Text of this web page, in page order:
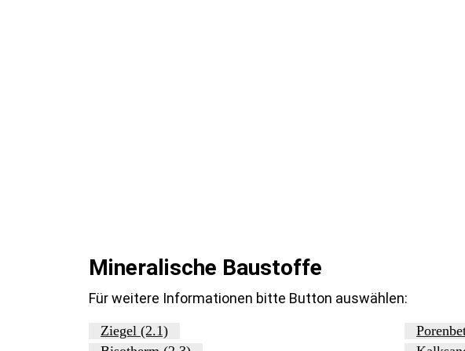
Mineralische Baustoffe
Für weitere Informationen bitte Button auswählen:
Ziegel (2.1)